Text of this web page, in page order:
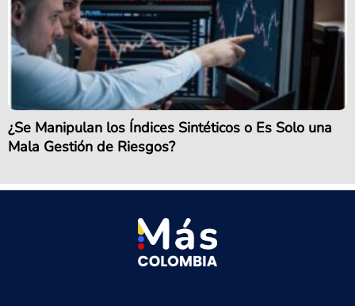
¿Se Manipulan los Índices Sintéticos o Es Solo una
Mala Gestión de Riesgos?